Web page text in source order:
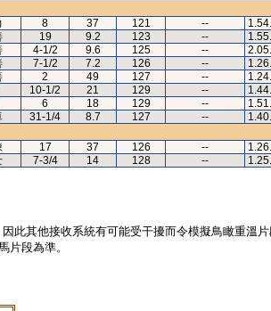
8 37 121 --
19 9.2 123 --
4-1/2 9.6 125 --
7-1/2 7.2 126 --
2 49 127 --
10-1/2 21 129 --
6 18 129 --
31-1/4 8.7 127 --
17 37 126 --
7-3/4 14 128 --
此其他接收系統有可能受干擾而令模擬鳥瞰重溫
片段為準。